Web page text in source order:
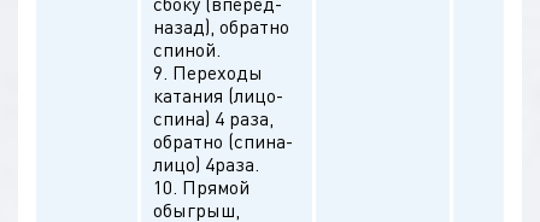
назад), обратно
спиной.
9. Переходы
катания (лицо-
спина) 4 раза,
обратно (спина-
лицо) 4раза.
10. Прямой
обыгрыш,